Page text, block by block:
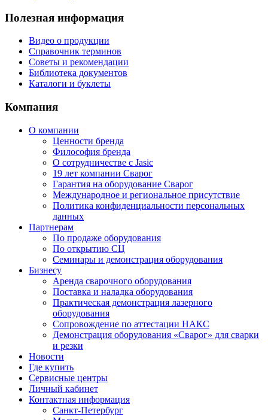
Полезная информация
Видео о продукции
Справочник терминов
Советы и рекомендации
Библиотека документов
Каталоги и буклеты
Компания
О компании
Ценности бренда
Философия бренда
О сотрудничестве с Jasic
19 лет компании Сварог
Гарантия на оборудование Сварог
Международное и региональное присутствие
Политика конфиденциальности персональных
данных
Партнерам
По продаже оборудования
По открытию СЦ
Семинары и демонстрация оборудования
Бизнесу
Аренда сварочного оборудования
Поставка и наладка оборудования
Практическая демонстрация лазерного
оборудования
Сопровождение по аттестации НАКС
Демонстрация оборудования «Сварог» для сварки
и резки
Новости
Где купить
Сервисные центры
Личный кабинет
Контактная информация
Санкт-Петербург